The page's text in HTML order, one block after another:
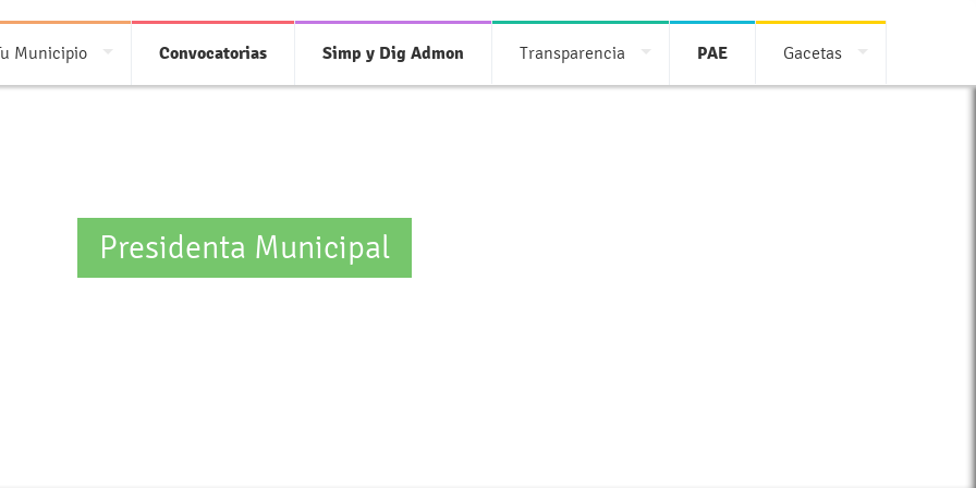
Municipio Convocatorias Simp y Dig Admon Transparencia PAE Gacetas
Presidenta Municipal